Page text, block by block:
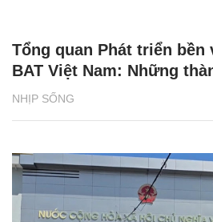
NHỊP SỐNG
Tổng quan Phát triển bền
BAT Việt Nam: Những